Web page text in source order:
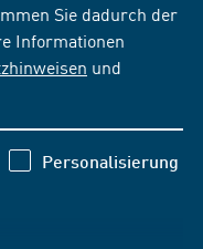
Sie dadurch der
Informationen
und
Personalisierung